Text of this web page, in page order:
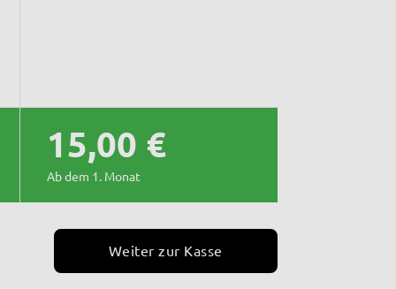
15,00 €
Ab dem 1. Monat
Weiter zur Kasse